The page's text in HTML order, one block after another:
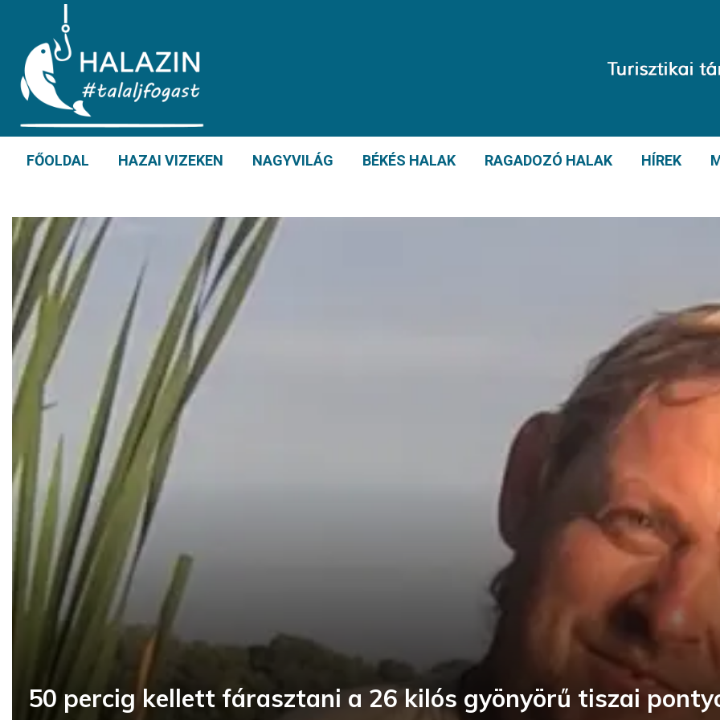
FŐOLDAL HAZAI VIZEKEN NAGYVILÁG BÉKÉS HALAK RAGADOZÓ HALAK HÍREK
50 percig kellett fárasztani a 26 kilós gyönyörű tiszai